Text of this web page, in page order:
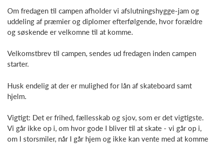
Om fredagen til campen afholder vi afslutningshygge-jam og
uddeling af præmier og diplomer efterfølgende, hvor forældre
og søskende er velkomne til at komme.
Velkomstbrev til campen, sendes ud fredagen inden campen
starter.
Husk endelig at der er mulighed for lån af skateboard samt
hjelm.
Vigtigt: Det er frihed, fællesskab og sjov, som er det vigtigste.
Vi går ikke op i, om hvor gode I bliver til at skate - vi går op i,
om I storsmiler, når I går hjem og ikke kan vente med at komme